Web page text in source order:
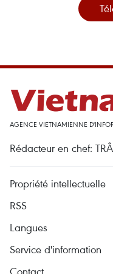
AGENCE VIETNAMIENNE
Rédacteur en chef:
Propriété intellectuelle
RSS
Langues
Service d'information
Contact